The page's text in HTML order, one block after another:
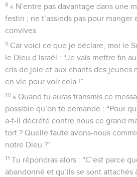
8 « N’entre pas davantage dans une
festin ; ne t’assieds pas pour manger
convives.
9 Car voici ce que je déclare, moi le
le Dieu d’Israël : “Je vais mettre fin
cris de joie et aux chants des jeunes
en vie pour voir cela !”
10 « Quand tu auras transmis ce
possible qu’on te demande : “Pour
a-t-il décrété contre nous ce grand
tort ? Quelle faute avons-nous
notre Dieu ?”
11 Tu répondras alors : “C’est parce
abandonné et qu’ils se sont attachés